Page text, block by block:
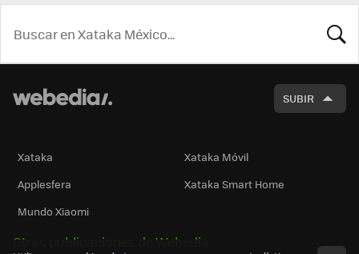
SUBIR
Xataka
Xataka Móvil
Applesfera
Xataka Smart Home
Mundo Xiaomi
Otras publicaciones de Webedia